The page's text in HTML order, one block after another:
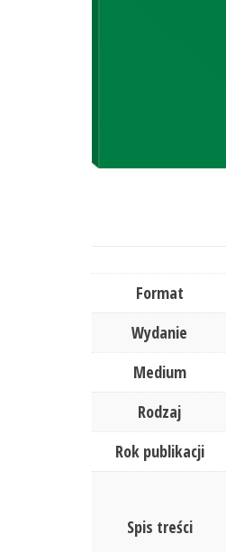
Format
Wydanie
Medium
Rodzaj
Rok publikacji
Spis treści